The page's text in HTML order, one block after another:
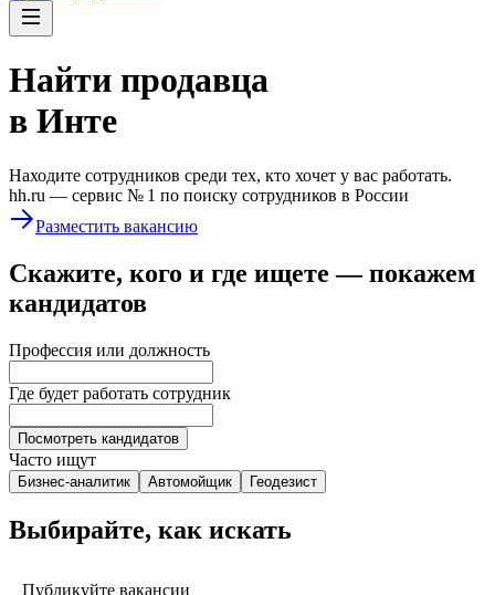
Найти продавца
в Инте
Находите сотрудников среди тех, кто хочет у вас работать.
hh.ru — сервис № 1 по поиску сотрудников в России
Разместить вакансию
Скажите, кого и где ищете — покажем
кандидатов
Профессия или должность
Где будет работать сотрудник
Посмотреть кандидатов
Часто ищут
Бизнес-аналитик Автомойщик Геодезист
Выбирайте, как искать
Публикуйте вакансии